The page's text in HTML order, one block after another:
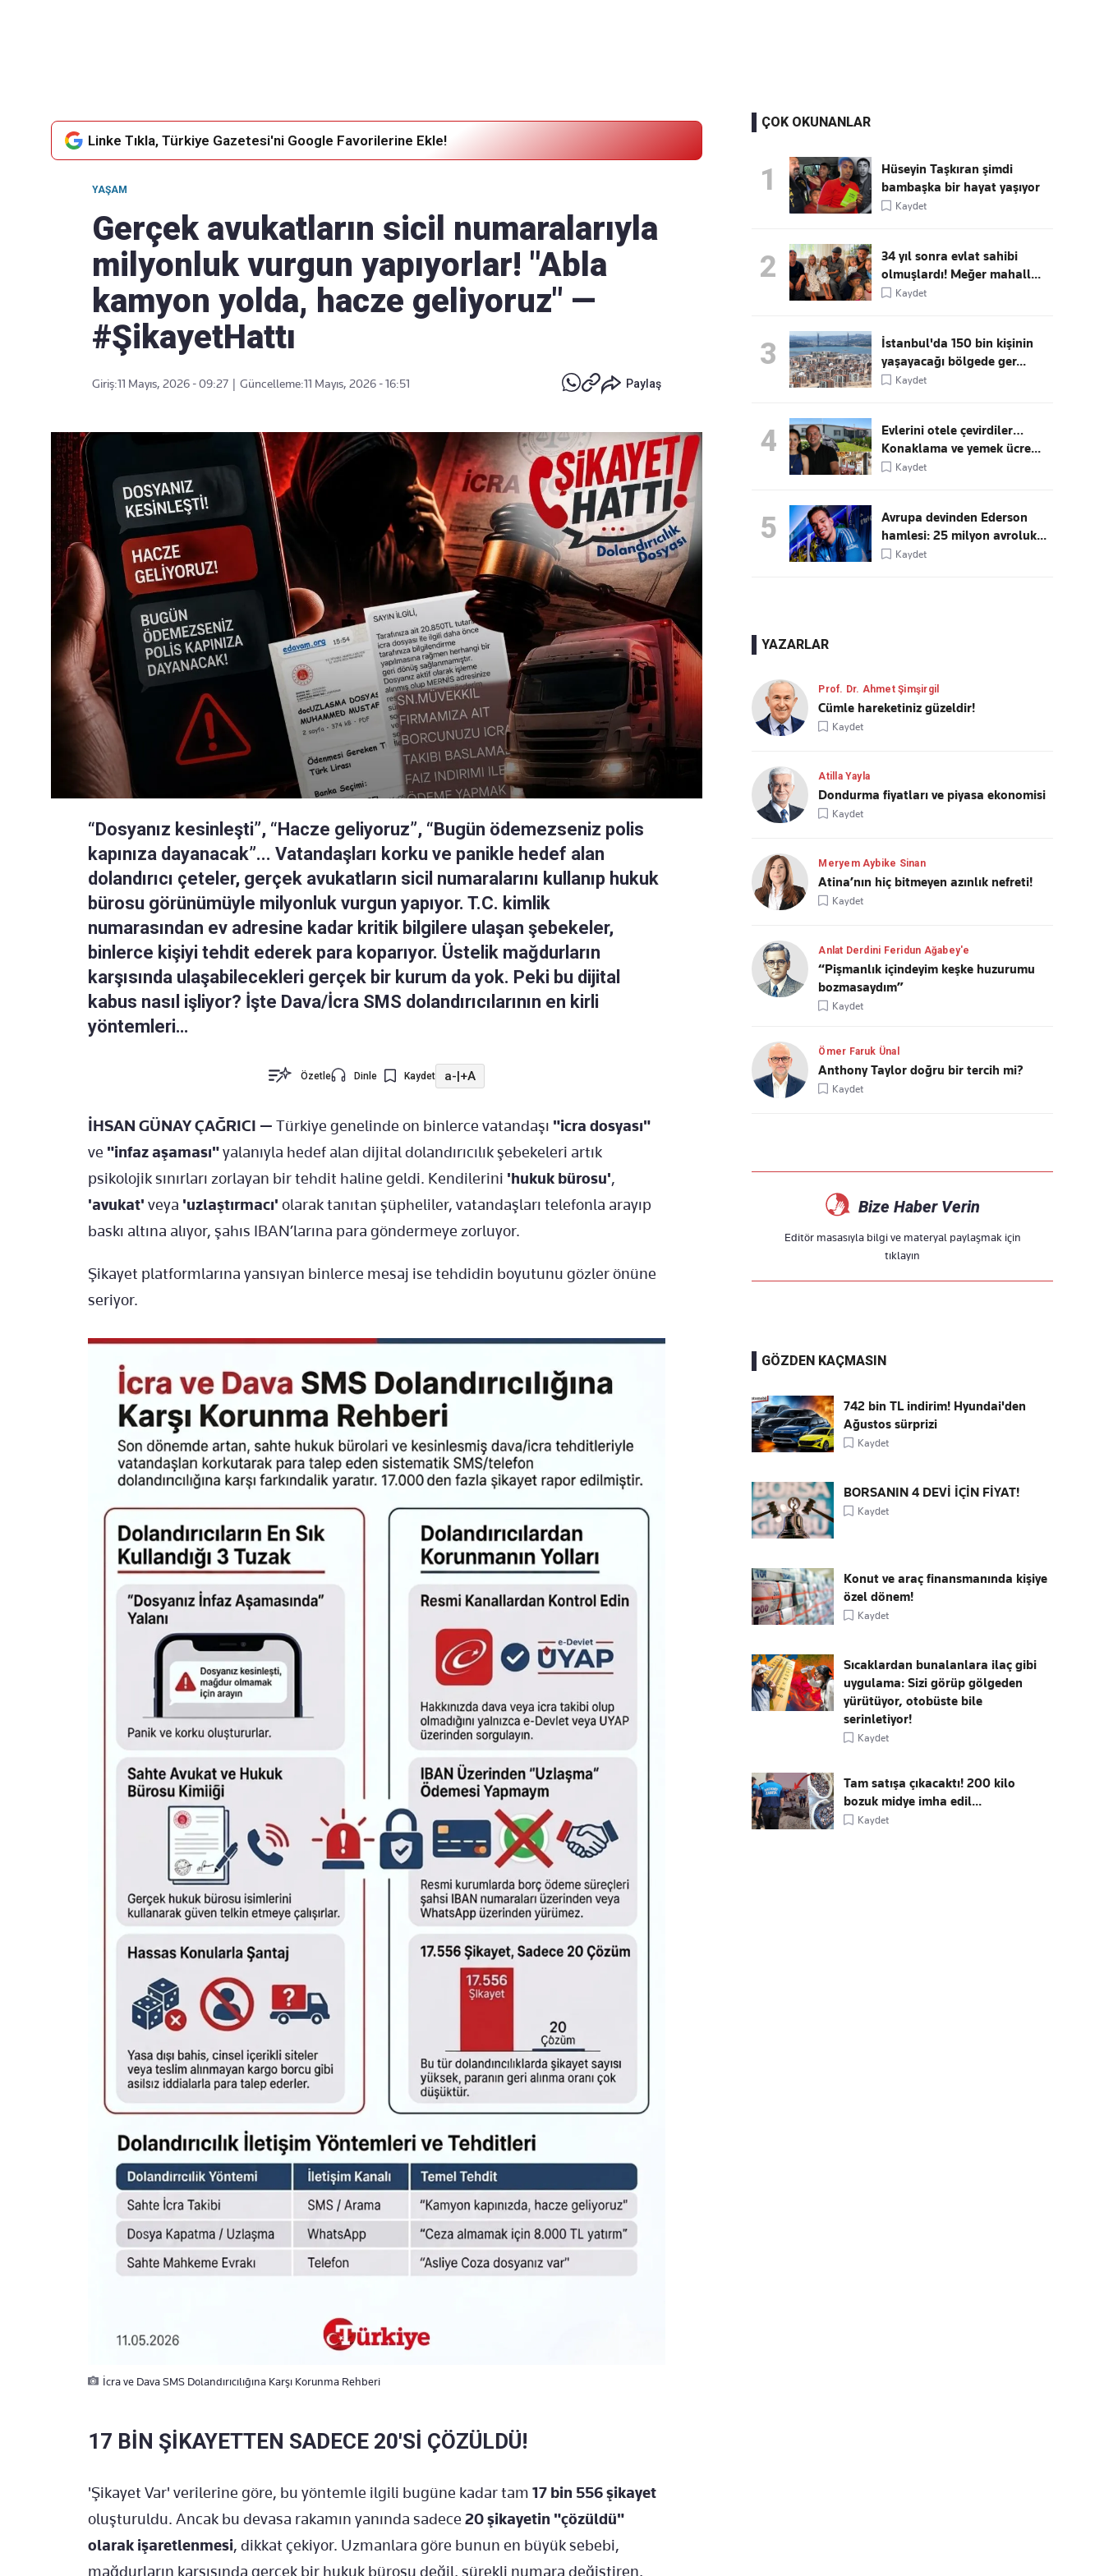
Linke Tıkla, Türkiye Gazetesi'ni Google Favorilerine Ekle!
YAŞAM
Gerçek avukatların sicil numaralarıyla
milyonluk vurgun yapıyorlar! "Abla
kamyon yolda, hacze geliyoruz" —
#ŞikayetHattı
Giriş:11 Mayıs, 2026 - 09:27 Güncelleme:11 Mayıs, 2026 - 16:51 Paylaş
“Dosyanız kesinleşti”, “Hacze geliyoruz”, “Bugün ödemezseniz polis
kapınıza dayanacak”... Vatandaşları korku ve panikle hedef alan
dolandırıcı çeteler, gerçek avukatların sicil numaralarını kullanıp hukuk
bürosu görünümüyle milyonluk vurgun yapıyor. T.C. kimlik
numarasından ev adresine kadar kritik bilgilere ulaşan şebekeler,
binlerce kişiyi tehdit ederek para koparıyor. Üstelik mağdurların
karşısında ulaşabilecekleri gerçek bir kurum da yok. Peki bu dijital
kabus nasıl işliyor? İşte Dava/İcra SMS dolandırıcılarının en kirli
yöntemleri…
Özetle Dinle Kaydet a-|+A
İHSAN GÜNAY ÇAĞRICI — Türkiye genelinde on binlerce vatandaşı "icra dosyası"
ve "infaz aşaması"yalanıyla hedef alan dijital dolandırıcılık şebekeleri artık
psikolojik sınırları zorlayan bir tehdit haline geldi. Kendilerini 'hukuk bürosu',
'avukat' veya 'uzlaştırmacı' olarak tanıtan şüpheliler, vatandaşları telefonla arayıp
baskı altına alıyor, şahıs IBAN’larına para göndermeye zorluyor.
Şikayet platformlarına yansıyan binlerce mesaj ise tehdidin boyutunu gözler önüne
seriyor.
İcra ve Dava SMS Dolandırıcılığına Karşı Korunma Rehberi
17 BİN ŞİKAYETTEN SADECE 20'Sİ ÇÖZÜLDÜ!
'Şikayet Var' verilerine göre, bu yöntemle ilgili bugüne kadar tam 17 bin 556 şikayet
oluşturuldu. Ancak bu devasa rakamın yanında sadece 20 şikayetin "çözüldü"
olarak işaretlenmesi, dikkat çekiyor. Uzmanlara göre bunun en büyük sebebi,
mağdurların karşısında gerçek bir hukuk bürosu değil, sürekli numara değiştiren,
ÇOK OKUNANLAR
1
Hüseyin Taşkıran şimdi
bambaşka bir hayat yaşıyor
Kaydet
2
34 yıl sonra evlat sahibi
olmuşlardı! Meğer mahall...
Kaydet
3
İstanbul'da 150 bin kişinin
yaşayacağı bölgede ger...
Kaydet
4
Evlerini otele çevirdiler…
Konaklama ve yemek ücre...
Kaydet
5
Avrupa devinden Ederson
hamlesi: 25 milyon avroluk...
Kaydet
YAZARLAR
Prof. Dr. Ahmet Şimşirgil
Cümle hareketiniz güzeldir!
Kaydet
Atilla Yayla
Dondurma fiyatları ve piyasa ekonomisi
Kaydet
Meryem Aybike Sinan
Atina’nın hiç bitmeyen azınlık nefreti!
Kaydet
Anlat Derdini Feridun Ağabey'e
“Pişmanlık içindeyim keşke huzurumu
bozmasaydım”
Kaydet
Ömer Faruk Ünal
Anthony Taylor doğru bir tercih mi?
Kaydet
Bize Haber Verin
Editör masasıyla bilgi ve materyal paylaşmak için
tıklayın
GÖZDEN KAÇMASIN
742 bin TL indirim! Hyundai'den
Ağustos sürprizi
Kaydet
BORSANIN 4 DEVİ İÇİN FİYAT!
Kaydet
Konut ve araç finansmanında kişiye
özel dönem!
Kaydet
Sıcaklardan bunalanlara ilaç gibi
uygulama: Sizi görüp gölgeden
yürütüyor, otobüste bile
serinletiyor!
Kaydet
Tam satışa çıkacaktı! 200 kilo
bozuk midye imha edil...
Kaydet